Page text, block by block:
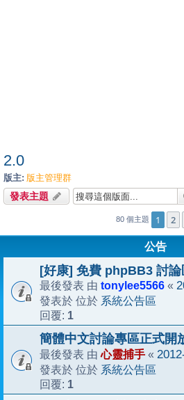
2.0
版主: 版主管理群
發表主題
80 個主題 1 2
公告
[好康] 免費 phpBB3 討
最後發表 由 tonylee5566 «
發表於 位於 系統公告區
回覆: 1
簡體中文討論專區正式開
最後發表 由心靈捕手 «
發表於 位於 系統公告區
回覆: 1